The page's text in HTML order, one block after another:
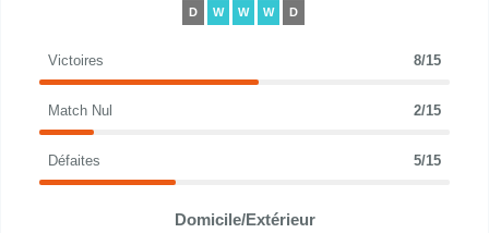
D W W W D
Victoires 8/15
Match Nul 2/15
Défaites 5/15
Domicile/Extérieur